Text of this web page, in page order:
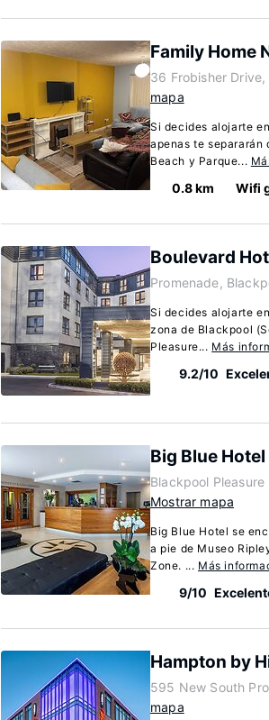
Family Home
36 Frobisher Drive,
mapa
Si decides alojarte
apenas te separarán
Beach y Parque...
0.8 km Wifi
Boulevard
Promenade,
Si decides alojarte
zona de Blackpool
Pleasure... Más
9.2/10
Big Blue Hotel
Blackpool Pleasure
Mostrar mapa
Big Blue Hotel se
a pie de Museo
Zone. ... Más
9/10
Hampton by
595 New South
mapa